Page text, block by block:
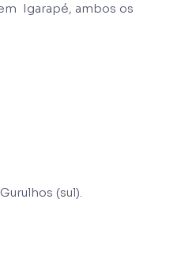
Igarapé, ambos os
(sul).